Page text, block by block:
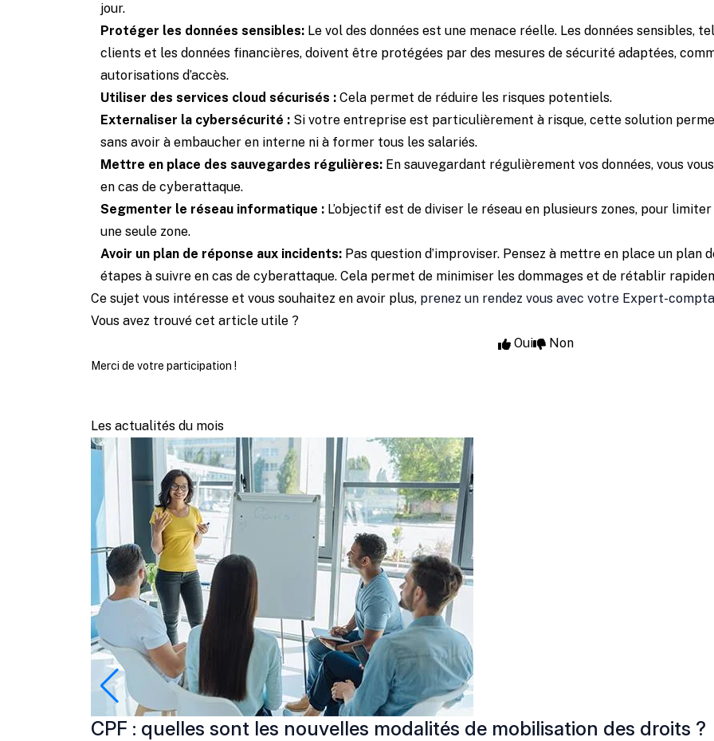
jour.
Protéger les données sensibles: Le vol des données est une menace réelle. Les données sensibles,
clients et les données financières, doivent être protégées par des mesures de sécurité adaptées,
autorisations d’accès.
Utiliser des services cloud sécurisés : Cela permet de réduire les risques potentiels.
Externaliser la cybersécurité : Si votre entreprise est particulièrement à risque, cette solution
sans avoir à embaucher en interne ni à former tous les salariés.
Mettre en place des sauvegardes régulières: En sauvegardant régulièrement vos données, vous
en cas de cyberattaque.
Segmenter le réseau informatique : L’objectif est de diviser le réseau en plusieurs zones, pour
une seule zone.
Avoir un plan de réponse aux incidents: Pas question d’improviser. Pensez à mettre en place un plan
étapes à suivre en cas de cyberattaque. Cela permet de minimiser les dommages et de rétablir
Ce sujet vous intéresse et vous souhaitez en avoir plus, prenez un rendez vous avec votre Expert-
Vous avez trouvé cet article utile ?
Oui
Non
Merci de votre participation !
Les actualités du mois
CPF : quelles sont les nouvelles modalités de mobilisation des droits ?